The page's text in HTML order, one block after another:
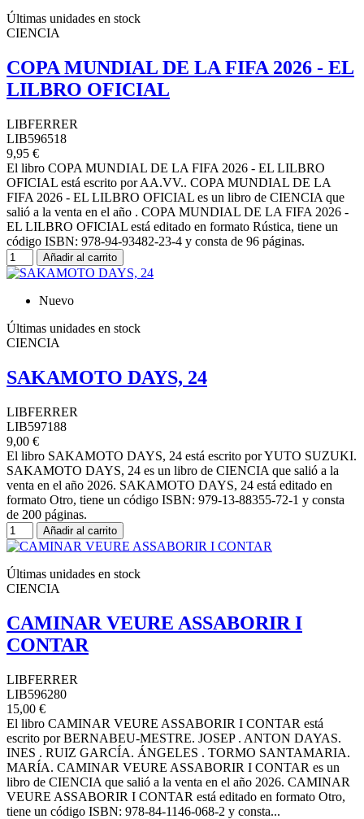
Últimas unidades en stock
CIENCIA
COPA MUNDIAL DE LA FIFA 2026 - EL
LILBRO OFICIAL
LIBFERRER
LIB596518
9,95 €
El libro COPA MUNDIAL DE LA FIFA 2026 - EL LILBRO
OFICIAL está escrito por AA.VV.. COPA MUNDIAL DE LA
FIFA 2026 - EL LILBRO OFICIAL es un libro de CIENCIA que
salió a la venta en el año . COPA MUNDIAL DE LA FIFA 2026 -
EL LILBRO OFICIAL está editado en formato Rústica, tiene un
código ISBN: 978-94-93482-23-4 y consta de 96 páginas.
Añadir al carrito
Nuevo
Últimas unidades en stock
CIENCIA
SAKAMOTO DAYS, 24
LIBFERRER
LIB597188
9,00 €
El libro SAKAMOTO DAYS, 24 está escrito por YUTO SUZUKI.
SAKAMOTO DAYS, 24 es un libro de CIENCIA que salió a la
venta en el año 2026. SAKAMOTO DAYS, 24 está editado en
formato Otro, tiene un código ISBN: 979-13-88355-72-1 y consta
de 200 páginas.
Añadir al carrito
Últimas unidades en stock
CIENCIA
CAMINAR VEURE ASSABORIR I
CONTAR
LIBFERRER
LIB596280
15,00 €
El libro CAMINAR VEURE ASSABORIR I CONTAR está
escrito por BERNABEU-MESTRE. JOSEP . ANTON DAYAS.
INES . RUIZ GARCÍA. ÁNGELES . TORMO SANTAMARIA.
MARÍA. CAMINAR VEURE ASSABORIR I CONTAR es un
libro de CIENCIA que salió a la venta en el año 2026. CAMINAR
VEURE ASSABORIR I CONTAR está editado en formato Otro,
tiene un código ISBN: 978-84-1146-068-2 y consta...